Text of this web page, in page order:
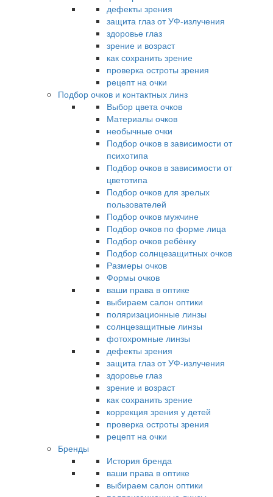
дефекты зрения
защита глаз от УФ-излучения
здоровье глаз
зрение и возраст
как сохранить зрение
проверка остроты зрения
рецепт на очки
Подбор очков и контактных линз
Выбор цвета очков
Материалы очков
необычные очки
Подбор очков в зависимости от
психотипа
Подбор очков в зависимости от
цветотипа
Подбор очков для зрелых
пользователей
Подбор очков мужчине
Подбор очков по форме лица
Подбор очков ребёнку
Подбор солнцезащитных очков
Размеры очков
Формы очков
ваши права в оптике
выбираем салон оптики
поляризационные линзы
солнцезащитные линзы
фотохромные линзы
дефекты зрения
защита глаз от УФ-излучения
здоровье глаз
зрение и возраст
как сохранить зрение
коррекция зрения у детей
проверка остроты зрения
рецепт на очки
Бренды
История бренда
ваши права в оптике
выбираем салон оптики